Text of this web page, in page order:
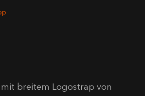
mit breitem Logostrap von